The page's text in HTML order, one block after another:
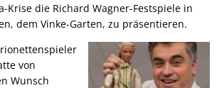
Krise die Richard Wagner-Festspiele in
dem Vinke-Garten, zu präsentieren.
von
Wunsch